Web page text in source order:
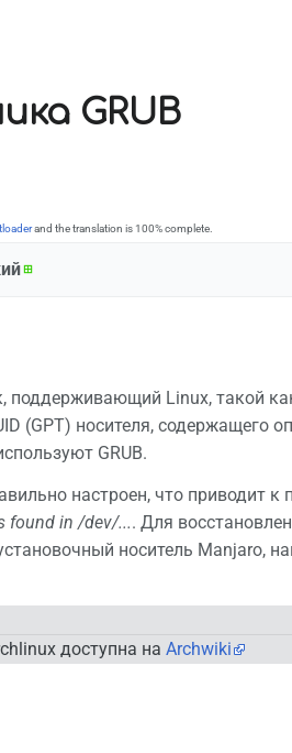
GRUB
and the translation is 100% complete.
поддерживающий Linux, такой
(GPT) носителя, содержащего
GRUB.
настроен, что приводит к
found in /dev/.... Для
носитель Manjaro,
доступна на Archwiki